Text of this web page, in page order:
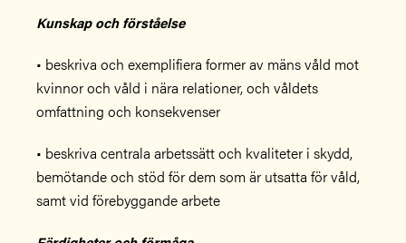
Kunskap och förståelse
• beskriva och exemplifiera former av mäns våld mot
kvinnor och våld i nära relationer, och våldets
omfattning och konsekvenser
• beskriva centrala arbetssätt och kvaliteter i skydd,
bemötande och stöd för dem som är utsatta för våld,
samt vid förebyggande arbete